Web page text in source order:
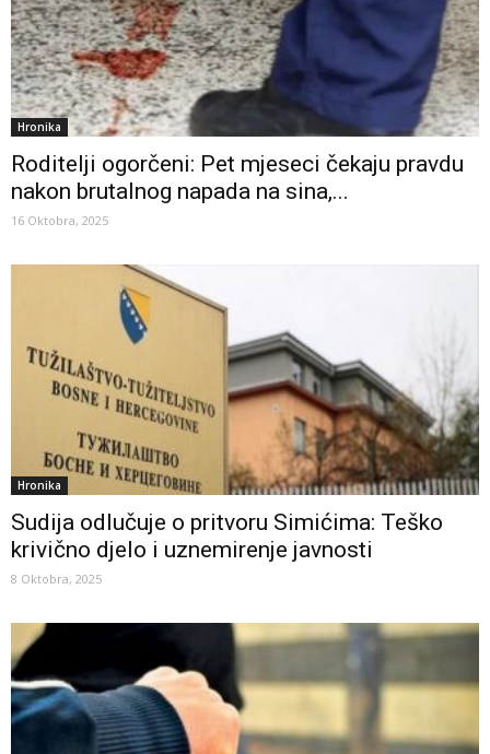
Hronika
Roditelji ogorčeni: Pet mjeseci čekaju pravdu
nakon brutalnog napada na sina,...
16 Oktobra, 2025
Hronika
Sudija odlučuje o pritvoru Simićima: Teško
krivično djelo i uznemirenje javnosti
8 Oktobra, 2025